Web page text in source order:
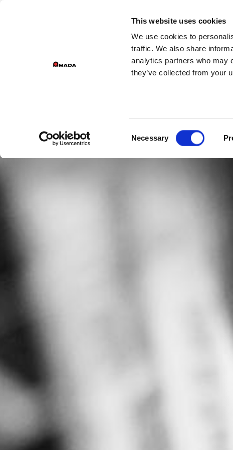
This website uses cookies
We use cookies to
traffic. We also share
analytics partners who may
they’ve collected from your
Necessary
Main Navigation